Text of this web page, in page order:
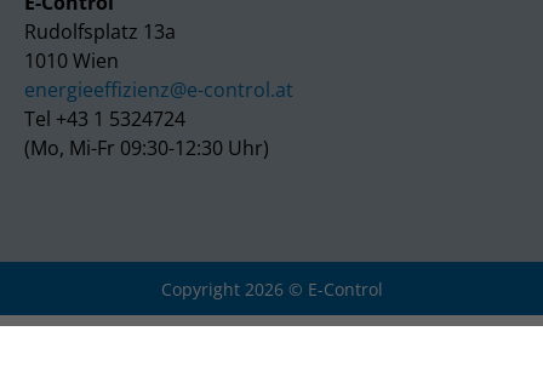
Rudolfsplatz 13a
1010 Wien
energieeffizienz@e-control.at
Tel +43 1 5324724
(Mo, Mi-Fr 09:30-12:30 Uhr)
Copyright 2026 © E-Control